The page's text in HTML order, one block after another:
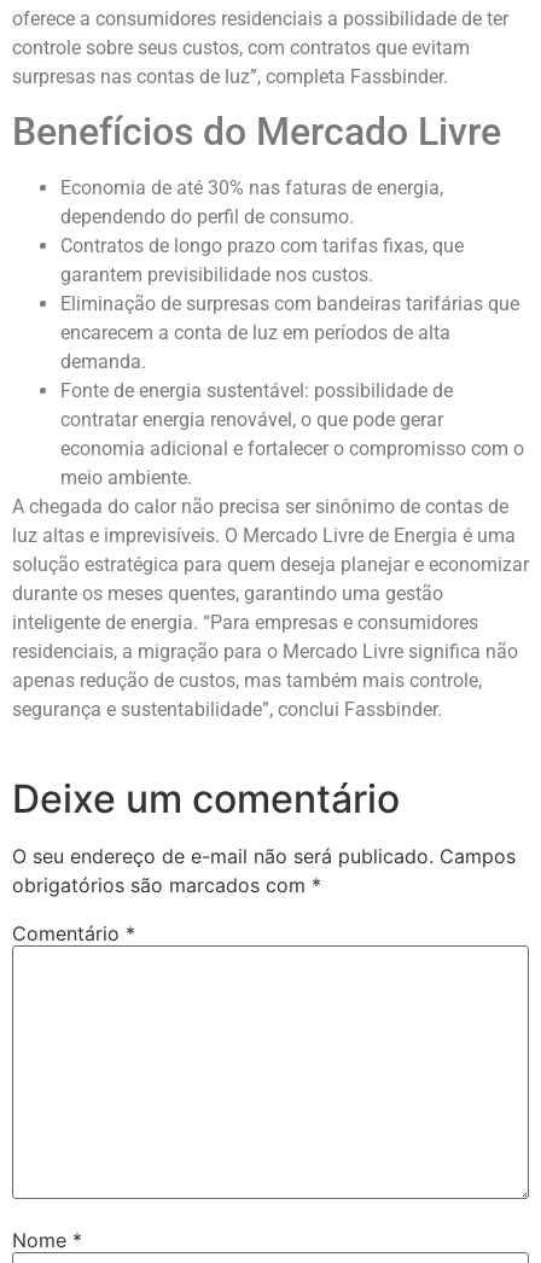
oferece a consumidores residenciais a possibilidade de ter
controle sobre seus custos, com contratos que evitam
surpresas nas contas de luz”, completa Fassbinder.
Benefícios do Mercado Livre
Economia de até 30% nas faturas de energia,
dependendo do perfil de consumo.
Contratos de longo prazo com tarifas fixas, que
garantem previsibilidade nos custos.
Eliminação de surpresas com bandeiras tarifárias que
encarecem a conta de luz em períodos de alta
demanda.
Fonte de energia sustentável: possibilidade de
contratar energia renovável, o que pode gerar
economia adicional e fortalecer o compromisso com o
meio ambiente.
A chegada do calor não precisa ser sinônimo de contas de
luz altas e imprevisíveis. O Mercado Livre de Energia é uma
solução estratégica para quem deseja planejar e economizar
durante os meses quentes, garantindo uma gestão
inteligente de energia. “Para empresas e consumidores
residenciais, a migração para o Mercado Livre significa não
apenas redução de custos, mas também mais controle,
segurança e sustentabilidade”, conclui Fassbinder.
Deixe um comentário
O seu endereço de e-mail não será publicado. Campos
obrigatórios são marcados com *
Comentário *
Nome *